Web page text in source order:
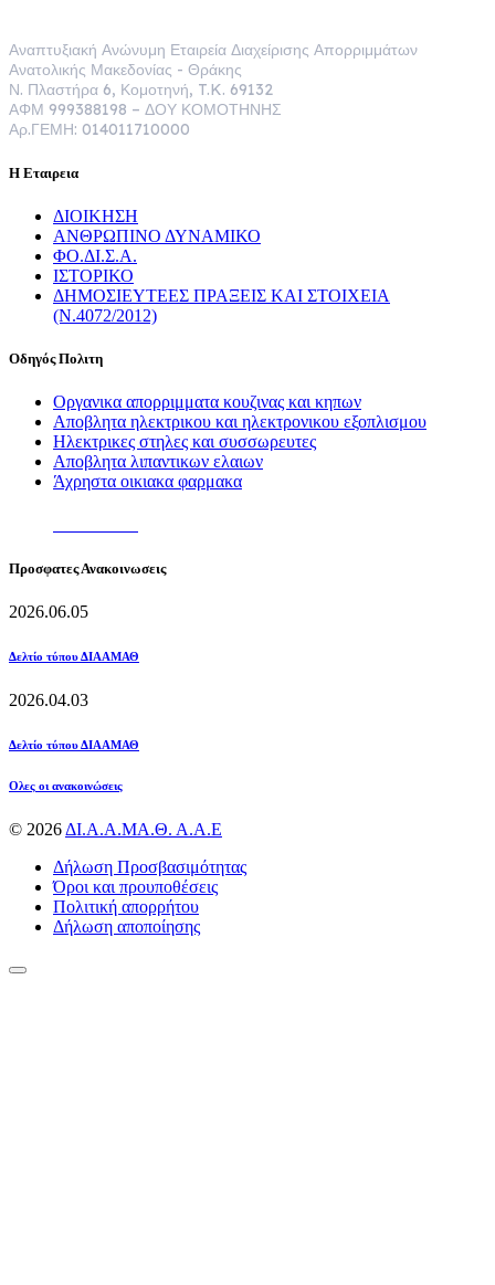
Αναπτυξιακή Ανώνυμη Εταιρεία Διαχείρισης Απορριμμάτων
Ανατολικής Μακεδονίας - Θράκης
Ν. Πλαστήρα 6, Κομοτηνή, T.K. 69132
ΑΦΜ 999388198 – ΔΟΥ ΚΟΜΟΤΗΝΗΣ
Αρ.ΓΕΜΗ: 014011710000
Η Εταιρεια
ΔΙΟΙΚΗΣΗ
ΑΝΘΡΩΠΙΝΟ ΔΥΝΑΜΙΚΟ
ΦΟ.ΔΙ.Σ.Α.
ΙΣΤΟΡΙΚΟ
ΔΗΜΟΣΙΕΥΤΕΕΣ ΠΡΑΞΕΙΣ ΚΑΙ ΣΤΟΙΧΕΙΑ
(Ν.4072/2012)
Οδηγός Πολιτη
Οργανικα απορριμματα κουζινας και κηπων
Αποβλητα ηλεκτρικου και ηλεκτρονικου εξοπλισμου
Ηλεκτρικες στηλες και συσσωρευτες
Αποβλητα λιπαντικων ελαιων
Άχρηστα οικιακα φαρμακα
Πρoσφατες Ανακοινωσεις
2026.06.05
Δελτίο τύπου ΔΙΑΑΜΑΘ
2026.04.03
Δελτίο τύπου ΔΙΑΑΜΑΘ
Ολες οι ανακοινώσεις
© 2026 ΔΙ.Α.Α.ΜΑ.Θ. Α.Α.Ε
Δήλωση Προσβασιμότητας
Όροι και προυποθέσεις
Πολιτική απορρήτου
Δήλωση αποποίησης